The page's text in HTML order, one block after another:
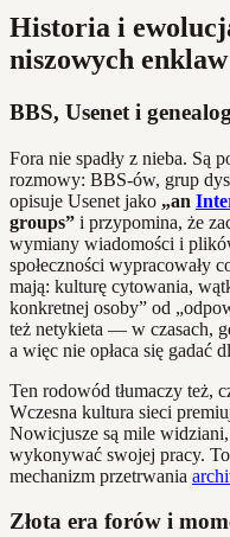
Historia i
niszowych enklaw
BBS, Usenet i
Fora nie spadły z nieba. Są
rozmowy: BBS-ów, grup
opisuje Usenet jako „an
groups” i przypomina, że
wymiany wiadomości i
społeczności wypracowały
mają: kulturę cytowania,
konkretnej osoby” od
też netykieta — w czasach,
a więc nie opłaca się gadać
Ten rodowód tłumaczy też,
Wczesna kultura sieci
Nowicjusze są mile
wykonywać swojej pracy.
mechanizm przetrwania
Złota era forów i